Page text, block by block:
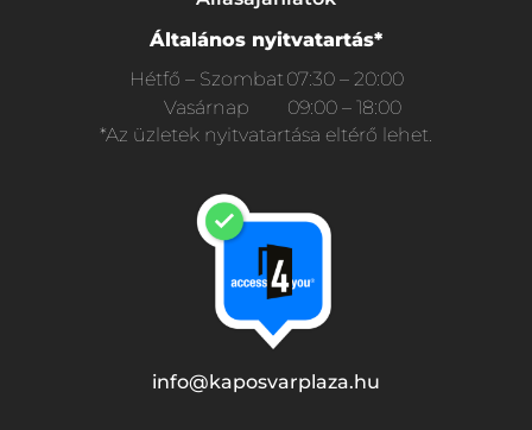
Általános nyitvatartás*
Hétfő – Szombat07:30 – 20:00
Vasárnap
09:00 – 18:00
*Az üzletek nyitvatartása eltérő lehet.
info@kaposvarplaza.hu